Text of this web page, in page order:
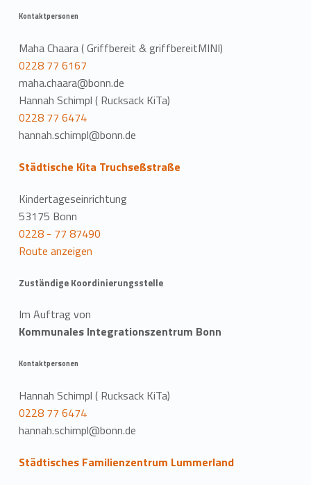
Kontaktpersonen
Maha Chaara ( Griffbereit & griffbereitMINI)
0228 77 6167
maha.chaara@bonn.de
Hannah Schimpl ( Rucksack KiTa)
0228 77 6474
hannah.schimpl@bonn.de
Städtische Kita Truchseßstraße
Kindertageseinrichtung
53175 Bonn
0228 - 77 87490
Route anzeigen
Zuständige Koordinierungsstelle
Im Auftrag von
Kommunales Integrationszentrum Bonn
Kontaktpersonen
Hannah Schimpl ( Rucksack KiTa)
0228 77 6474
hannah.schimpl@bonn.de
Städtisches Familienzentrum Lummerland